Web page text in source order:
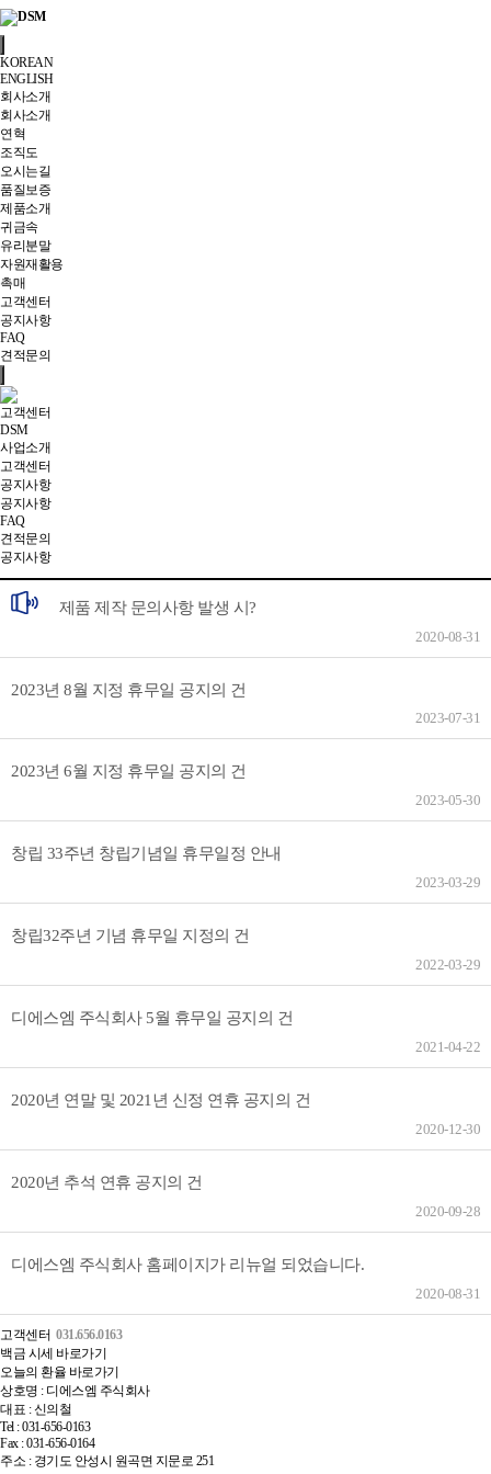
KOREAN
ENGLISH
회사소개
회사소개
연혁
조직도
오시는길
품질보증
제품소개
귀금속
유리분말
자원재활용
촉매
고객센터
공지사항
FAQ
견적문의
고객센터
DSM
사업소개
고객센터
공지사항
공지사항
FAQ
견적문의
공지사항
제품 제작 문의사항 발생 시?
2020-08-31
2023년 8월 지정 휴무일 공지의 건
2023-07-31
2023년 6월 지정 휴무일 공지의 건
2023-05-30
창립 33주년 창립기념일 휴무일정 안내
2023-03-29
창립32주년 기념 휴무일 지정의 건
2022-03-29
디에스엠 주식회사 5월 휴무일 공지의 건
2021-04-22
2020년 연말 및 2021년 신정 연휴 공지의 건
2020-12-30
2020년 추석 연휴 공지의 건
2020-09-28
디에스엠 주식회사 홈페이지가 리뉴얼 되었습니다.
2020-08-31
고객센터 031.656.0163
백금 시세 바로가기
오늘의 환율 바로가기
상호명 : 디에스엠 주식회사
대표 : 신의철
Tel : 031-656-0163
Fax : 031-656-0164
주소 : 경기도 안성시 원곡면 지문로 251